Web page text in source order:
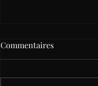
Commentaires